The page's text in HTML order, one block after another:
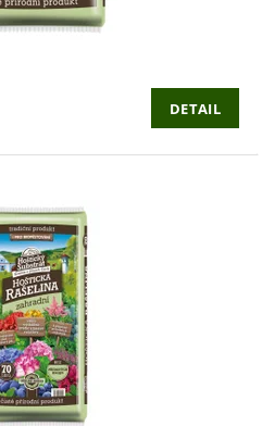
DETAIL